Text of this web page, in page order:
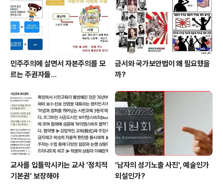
민주주의에 살면서 자본주의를 모
르는 주권자들...
금서와 국가보안법이 왜 필요했을
까?
교사를 입틀막시키는 교사 ‘정치적
기본권’ 보장해야
'남자의 성기노출 사진', 예술인가
외설인가?